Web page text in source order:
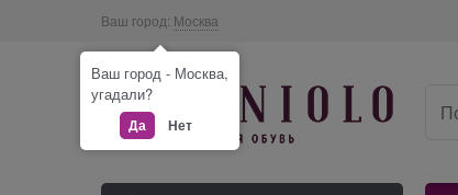
Ваш город: Москва
Ваш город - Москва,
угадали?
Да Нет